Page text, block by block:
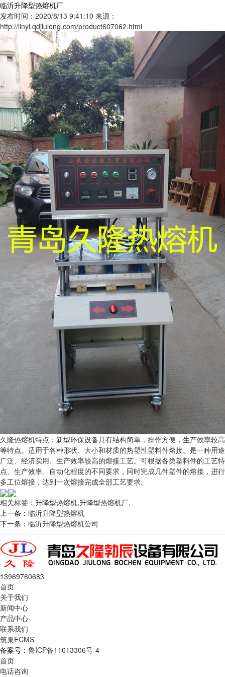
临沂升降型热熔机厂
发布时间：2020/8/13 9:41:10 来源：
http://linyi.qdjiulong.com/product607062.html
久隆热熔机特点：新型环保设备具有结构简单，操作方便，生产效率较高
等特点。适用于各种形状、大小和材质的热塑性塑料件熔接。是一种用途
广泛、经济实用、生产效率较高的熔接工艺。可根据各类塑料件的工艺特
点、生产效率、自动化程度的不同要求，同时完成几件塑件的熔接，进行
多工位熔接，达到一次熔接完成全部工艺要求。
相关标签： 升降型热熔机,升降型热熔机厂,
上一条： 临沂升降型热熔机
下一条： 临沂升降型热熔机公司
13969760683
首页
关于我们
新闻中心
产品中心
联系我们
筑巢ECMS
备案号： 鲁ICP备11013306号-4
首页
电话咨询